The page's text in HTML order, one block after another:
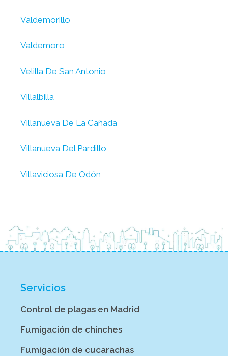
Valdemorillo
Valdemoro
Velilla De San Antonio
Villalbilla
Villanueva De La Cañada
Villanueva Del Pardillo
Villaviciosa De Odón
Servicios
Control de plagas en Madrid
Fumigación de chinches
Fumigación de cucarachas